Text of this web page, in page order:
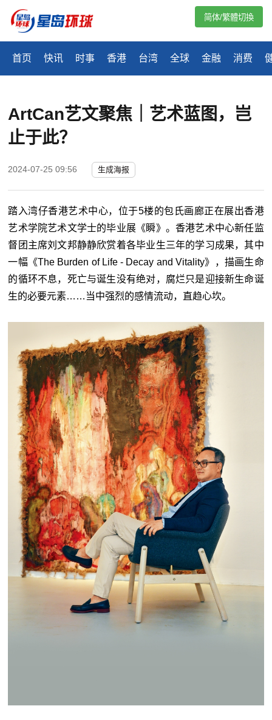
首页 快讯 时事 香港 台湾 全球 金融 消费
简体/繁體切換
ArtCan艺文聚焦｜艺术蓝图，岂
止于此？
2024-07-25 09:56 生成海报
踏入湾仔香港艺术中心，位于5楼的包氏画廊正在展出香港
艺术学院艺术文学士的毕业展《瞬》。香港艺术中心新任监
督团主席刘文邦静静欣赏着各毕业生三年的学习成果，其中
一幅《The Burden of Life - Decay and Vitality》，描画生命
的循环不息，死亡与诞生没有绝对，腐烂只是迎接新生命诞
生的必要元素……当中强烈的感情流动，直趋心坎。